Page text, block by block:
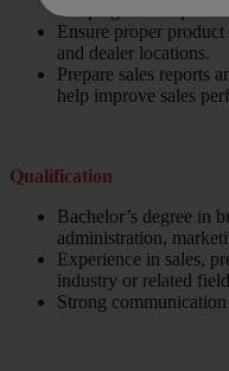
Ensure proper
and dealer locations.
Prepare sales reports
help improve sales
Qualification
Bachelor’s degree in
administration,
Experience in sales,
industry or related
Strong